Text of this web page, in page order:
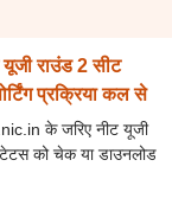
राउंड 2 सीट
प्रक्रिया कल से
के जरिए नीट यूजी
को चेक या डाउनलोड